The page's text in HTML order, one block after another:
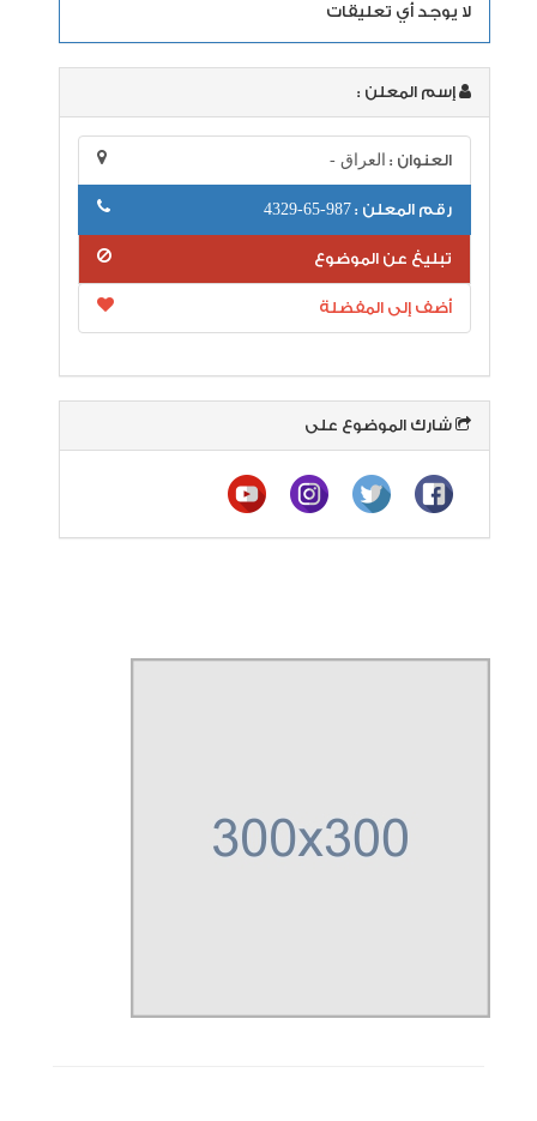
لا يوجد أي تعليقات
إسم المعلن :
العنوان :العراق -
رقم المعلن :987-65-4329
تبليغ عن الموضوع
أضف إلى المفضلة
شارك الموضوع على